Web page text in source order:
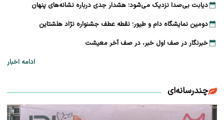
دیابت بی‌صدا نزدیک می‌شود؛ هشدار جدی درباره نشانه‌های پنهان
دومین نمایشگاه دام و طیور؛ نقطه عطف جشنواره نژاد هلشتاین
خبرنگار در صف اول خبر، در صف آخر معیشت
ادامه اخبار
چندرسانه‌ای